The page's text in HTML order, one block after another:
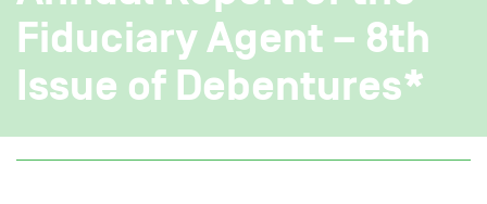
Fiduciary Agent – 8th
Issue of Debentures*